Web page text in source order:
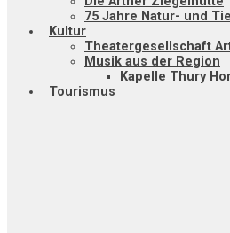
75 Jahre Natur- und
Kultur
Theatergesellschaft
Musik aus der Region
Kapelle Thury
Tourismus